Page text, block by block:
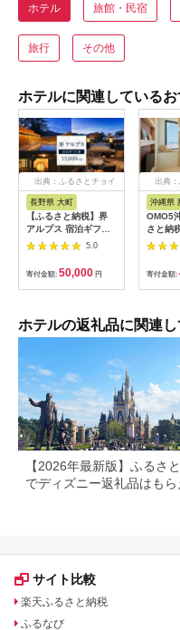
ホテル 旅館・民宿
旅行 その他
ホテルに関連している
出典：ふるさとチョイ
長野県 大町
【ふるさと納税】界
アルプス 宿泊ギフト
券（15,000円分）
【星野リゾート】
5.0
寄付金額: 50,000 円
出典
沖縄県
OMO5
さと納
(12,000
寄付金額:
ホテルの返礼品に関連
【2026年最新版】ふるさ
でディズニー返礼品はもら
サイト比較
楽天ふるさと納税
ふるなび